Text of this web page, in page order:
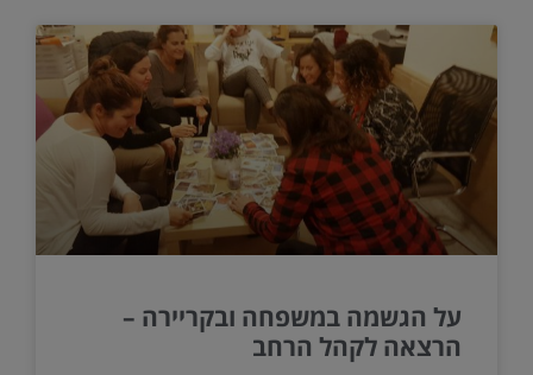
על הגשמה במשפחה ובקריירה –
הרצאה לקהל הרחב